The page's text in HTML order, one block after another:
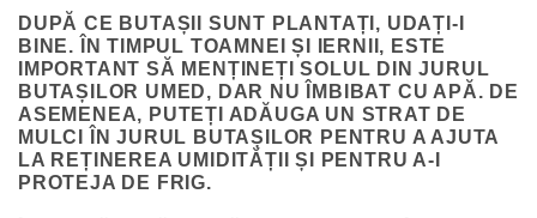
DUPĂ CE BUTAȘII SUNT PLANTAȚI, UDAȚI-I
BINE. ÎN TIMPUL TOAMNEI ȘI IERNII, ESTE
IMPORTANT SĂ MENȚINEȚI SOLUL DIN JURUL
BUTAȘILOR UMED, DAR NU ÎMBIBAT CU APĂ. DE
ASEMENEA, PUTEȚI ADĂUGA UN STRAT DE
MULCI ÎN JURUL BUTAȘILOR PENTRU A AJUTA
LA REȚINEREA UMIDITĂȚII ȘI PENTRU A-I
PROTEJA DE FRIG.